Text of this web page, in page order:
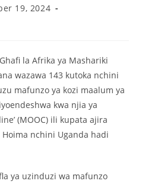
19, 2024
la Afrika ya Mashariki
wazawa 143 kutoka nchini
mafunzo ya kozi maalum ya
kwa njia ya
(MOOC) ili kupata ajira
nchini Uganda hadi
ya uzinduzi wa mafunzo